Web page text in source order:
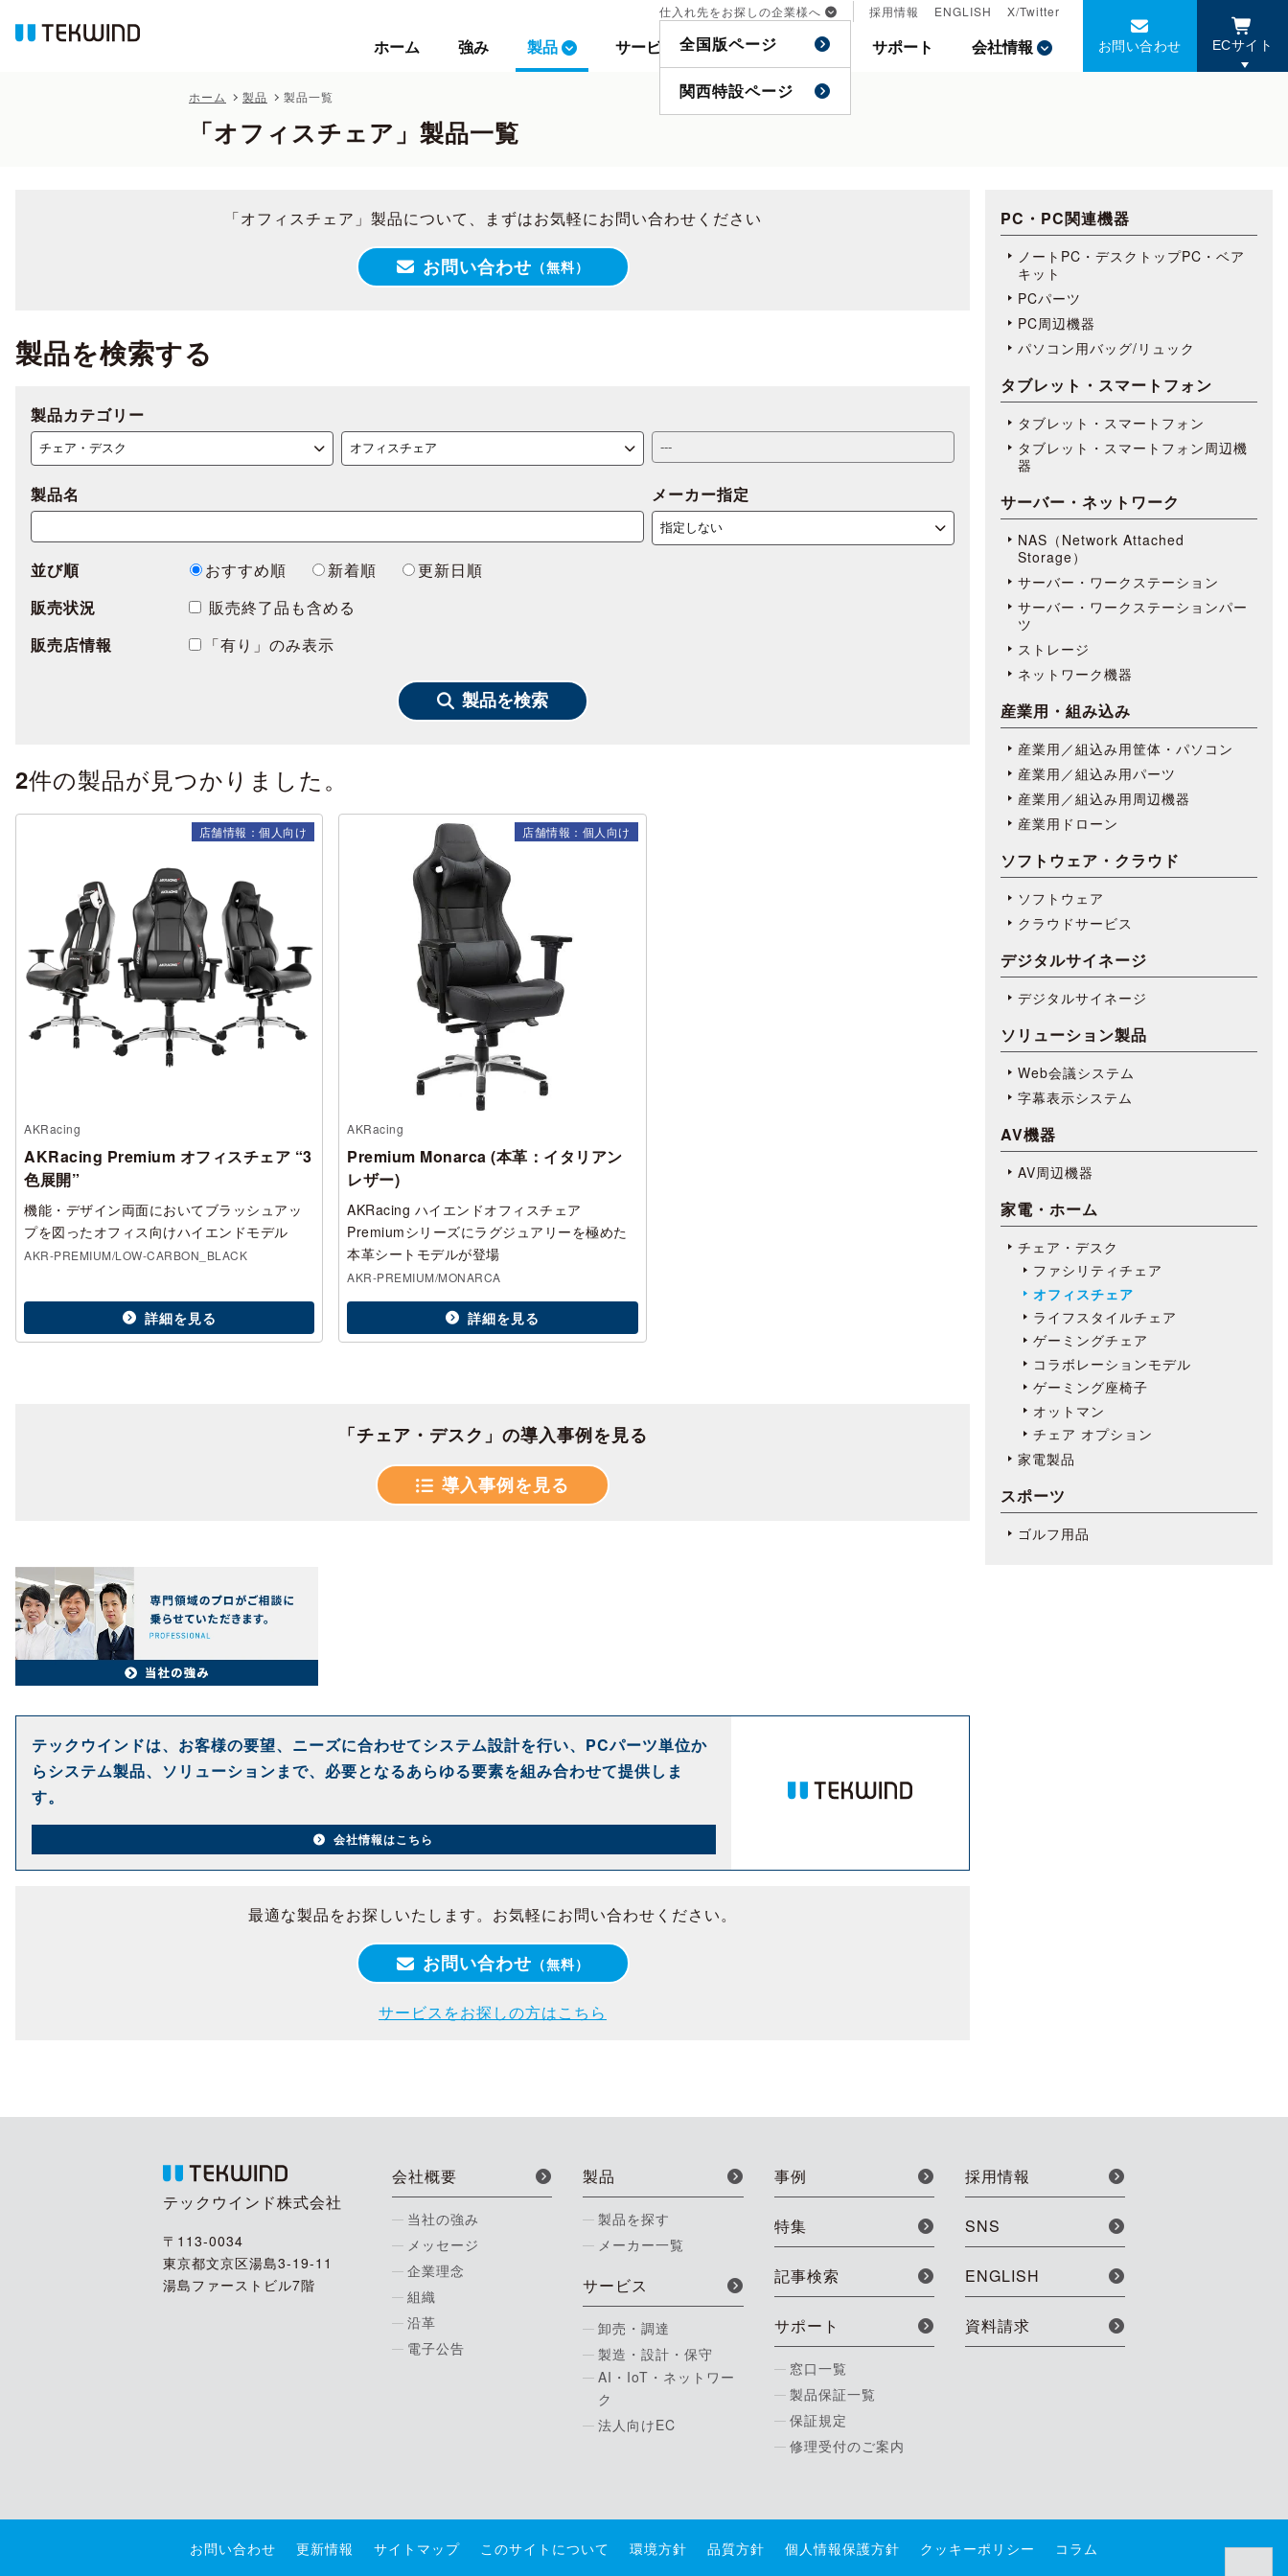
ホーム 強み 製品 サービス 事例 特集 サポート 会社情報
仕入れ先をお探しの企業様へ
全国版ページ
関西特設ページ
採用情報 ENGLISH X/Twitter
お問い合わせ ECサイト
ホーム 製品 製品一覧
「オフィスチェア」製品一覧
ホーム 強み 製品 サービス 事例 特集 サポート 会社情報
仕入れ先をお探しの企業様へ
全国版ページ
関西特設ページ
採用情報 ENGLISH X/Twitter
お問い合わせ ECサイト
「オフィスチェア」製品について、まずはお気軽にお問い合わせください
お問い合わせ （無料）
製品を検索する
製品カテゴリー
製品名 メーカー指定
並び順 おすすめ順 新着順
更新日順
販売状況
販売終了品も含める
販売店情報
「有り」のみ表示
製品を検索
2件の製品が見つかりました。
店舗情報：個人向け
AKRacing
AKRacing Premium オフィスチェア “3
色展開”
機能・デザイン両面においてブラッシュアッ
プを図ったオフィス向けハイエンドモデル
AKR-PREMIUM/LOW-CARBON_BLACK
詳細を見る
店舗情報：個人向け
AKRacing
Premium Monarca (本革：イタリアン
レザー)
AKRacing ハイエンドオフィスチェア
Premiumシリーズにラグジュアリーを極めた
本革シートモデルが登場
AKR-PREMIUM/MONARCA
詳細を見る
「チェア・デスク」の導入事例を見る
導入事例を見る
テックウインドは、お客様の要望、ニーズに合わせてシステム設計を行い、PCパーツ単位か
らシステム製品、ソリューションまで、必要となるあらゆる要素を組み合わせて提供しま
す。
会社情報はこちら
最適な製品をお探しいたします。お気軽にお問い合わせください。
お問い合わせ （無料）
サービスをお探しの方はこちら
PC・PC関連機器
ノートPC・デスクトップPC・ベア
キット
PCパーツ
PC周辺機器
パソコン用バッグ/リュック
タブレット・スマートフォン
タブレット・スマートフォン
タブレット・スマートフォン周辺機
器
サーバー・ネットワーク
NAS（Network Attached
Storage）
サーバー・ワークステーション
サーバー・ワークステーションパー
ツ
ストレージ
ネットワーク機器
産業用・組み込み
産業用／組込み用筐体・パソコン
産業用／組込み用パーツ
産業用／組込み用周辺機器
産業用ドローン
ソフトウェア・クラウド
ソフトウェア
クラウドサービス
デジタルサイネージ
デジタルサイネージ
ソリューション製品
Web会議システム
字幕表⽰システム
AV機器
AV周辺機器
家電・ホーム
チェア・デスク
ファシリティチェア
オフィスチェア
ライフスタイルチェア
ゲーミングチェア
コラボレーションモデル
ゲーミング座椅子
オットマン
チェア オプション
家電製品
スポーツ
ゴルフ用品
テックウインド株式会社
〒113-0034
東京都文京区湯島3-19-11
湯島ファーストビル7階
会社概要
当社の強み
メッセージ
企業理念
組織
沿革
電子公告
製品
製品を探す
メーカー一覧
サービス
卸売・調達
製造・設計・保守
AI・IoT・ネットワー
ク
法人向けEC
事例
特集
記事検索
サポート
窓口一覧
製品保証一覧
保証規定
修理受付のご案内
採用情報
SNS
ENGLISH
資料請求
お問い合わせ 更新情報 サイトマップ このサイトについて 環境方針 品質方針 個人情報保護方針 クッキーポリシー コラム